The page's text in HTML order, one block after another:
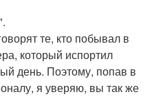
те, кто побывал в
который испортил
день. Поэтому, попав в
я уверяю, вы так же